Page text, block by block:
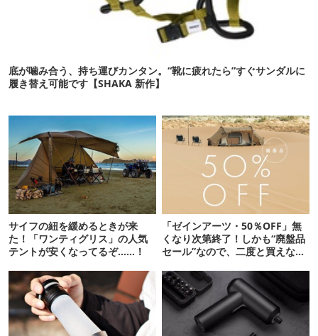
底が噛み合う、持ち運びカンタン。“靴に疲れたら”すぐサンダルに
履き替え可能です【SHAKA 新作】
サイフの紐を緩めるときが来
た！「ワンティグリス」の人気
テントが安くなってるぞ……！
「ゼインアーツ・50％OFF」無
くなり次第終了！しかも“廃盤品
セール”なので、二度と買えない